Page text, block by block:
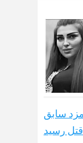
نامزد سابق
رسید